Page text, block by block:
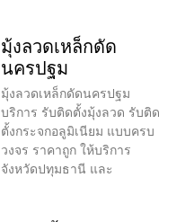
มุ้งลวดเหล็กดัด
นครปฐม
มุ้งลวดเหล็กดัดนครปฐม
บริการ รับติดตั้งมุ้งลวด รับติด
ตั้งกระจกอลูมิเนียม แบบครบ
วงจร ราคาถูก ให้บริการ
จังหวัดปทุมธานี และ